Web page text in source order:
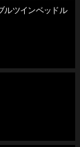
ルツインベッドル